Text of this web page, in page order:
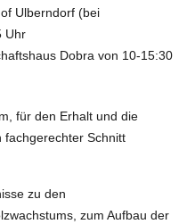
Ulberndorf (bei
Uhr
Dobra von 10-15:30
für den Erhalt und die
fachgerechter Schnitt
zu den
zum Aufbau der